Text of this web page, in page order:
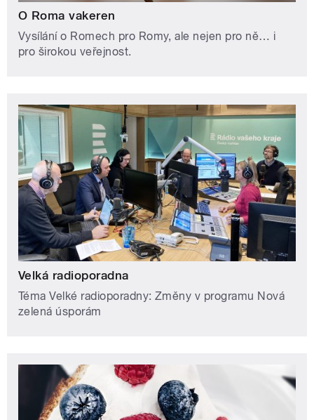
O Roma vakeren
Vysílání o Romech pro Romy, ale nejen pro ně… i
pro širokou veřejnost.
Velká radioporadna
Téma Velké radioporadny: Změny v programu Nová
zelená úsporám